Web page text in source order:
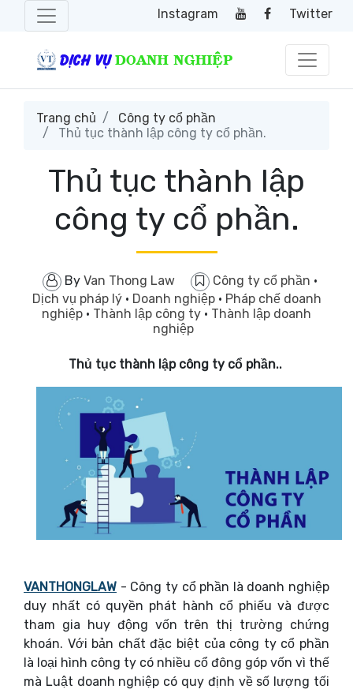
Instagram Twitter
Trang chủ
Công ty cổ phần
Thủ tục thành lập công ty cổ phần.
Thủ tục thành lập
công ty cổ phần.
By Van Thong Law Công ty cổ phần ·
Dịch vụ pháp lý · Doanh nghiệp · Pháp chế doanh
nghiệp · Thành lập công ty · Thành lập doanh
nghiệp
Thủ tục thành lập công ty cổ phần..
VANTHONGLAW - Công ty cổ phần là doanh nghiệp
duy nhất có quyền phát hành cổ phiếu và được
tham gia huy động vốn trên thị trường chứng
khoán. Với bản chất đặc biệt của công ty cổ phần
là loại hình công ty có nhiều cổ đông góp vốn vì thế
mà Luật doanh nghiệp có quy định về số lượng tối